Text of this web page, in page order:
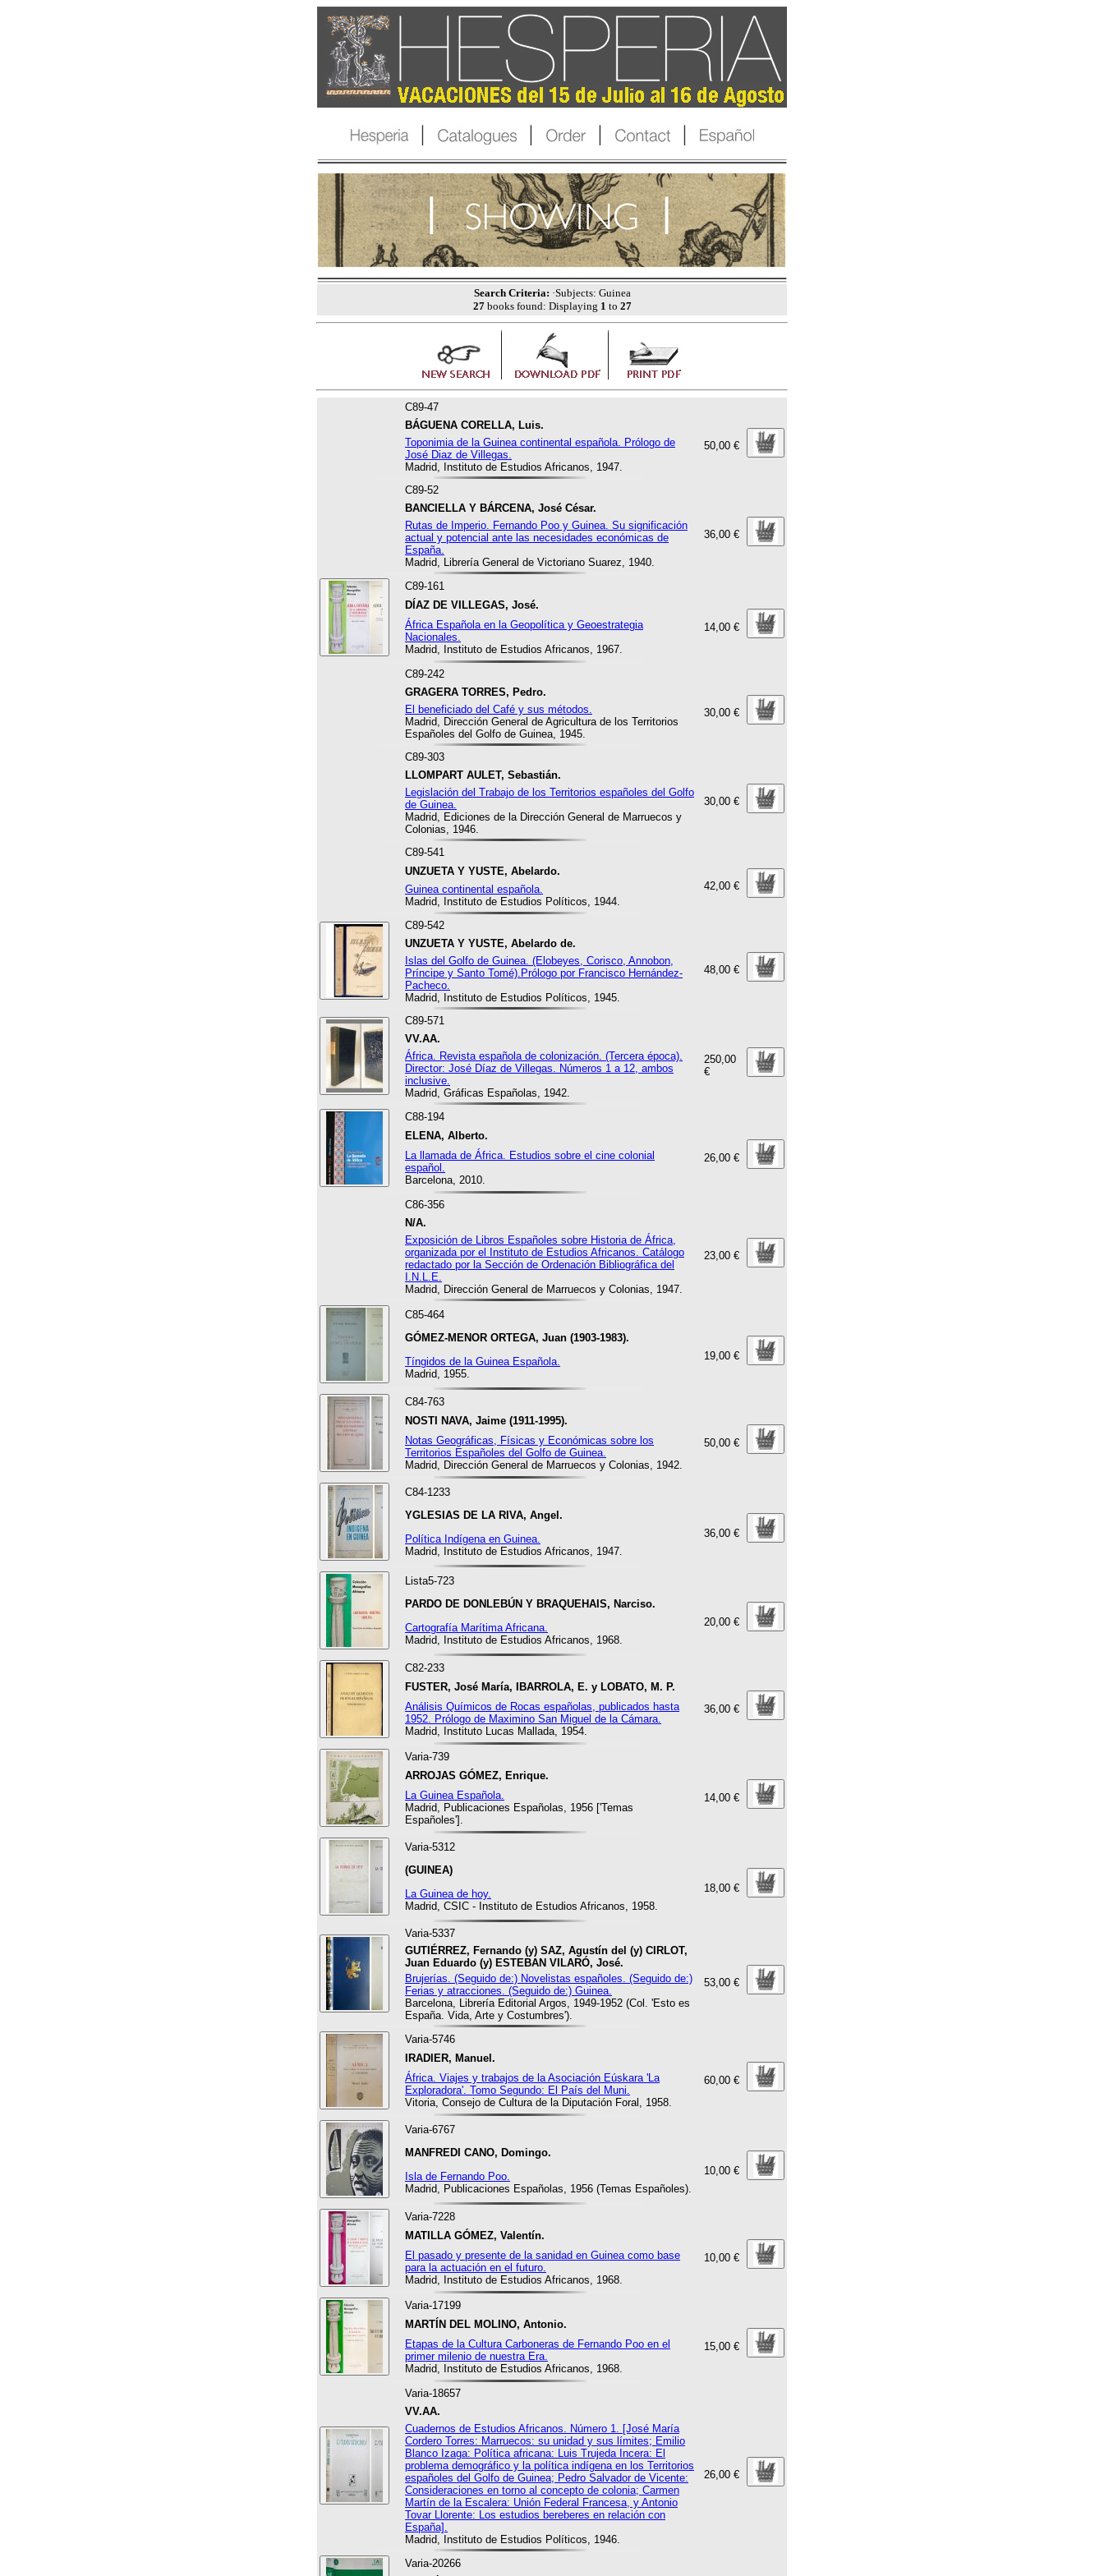
Search Criteria: ·Subjects: Guinea
27books found: Displaying 1 to 27
C89-47
BÁGUENA CORELLA, Luis.
50,00 €
Toponimia de la Guinea continental española. Prólogo de
José Diaz de Villegas.
Madrid, Instituto de Estudios Africanos, 1947.
C89-52
BANCIELLA Y BÁRCENA, José César.
36,00 €
Rutas de Imperio. Fernando Poo y Guinea. Su significación
actual y potencial ante las necesidades económicas de
España.
Madrid, Librería General de Victoriano Suarez, 1940.
C89-161
DÍAZ DE VILLEGAS, José.
14,00 €
África Española en la Geopolítica y Geoestrategia
Nacionales.
Madrid, Instituto de Estudios Africanos, 1967.
C89-242
GRAGERA TORRES, Pedro.
30,00 €
El beneficiado del Café y sus métodos.
Madrid, Dirección General de Agricultura de los Territorios
Españoles del Golfo de Guinea, 1945.
C89-303
LLOMPART AULET, Sebastián.
30,00 €
Legislación del Trabajo de los Territorios españoles del Golfo
de Guinea.
Madrid, Ediciones de la Dirección General de Marruecos y
Colonias, 1946.
C89-541
UNZUETA Y YUSTE, Abelardo.
42,00 €
Guinea continental española.
Madrid, Instituto de Estudios Políticos, 1944.
C89-542
UNZUETA Y YUSTE, Abelardo de.
48,00 €
Islas del Golfo de Guinea. (Elobeyes, Corisco, Annobon,
Príncipe y Santo Tomé).Prólogo por Francisco Hernández-
Pacheco.
Madrid, Instituto de Estudios Políticos, 1945.
C89-571
VV.AA.
250,00
€
África. Revista española de colonización. (Tercera época).
Director: José Díaz de Villegas. Números 1 a 12, ambos
inclusive.
Madrid, Gráficas Españolas, 1942.
C88-194
ELENA, Alberto.
26,00 €
La llamada de África. Estudios sobre el cine colonial
español.
Barcelona, 2010.
C86-356
N/A.
23,00 €
Exposición de Libros Españoles sobre Historia de África,
organizada por el Instituto de Estudios Africanos. Catálogo
redactado por la Sección de Ordenación Bibliográfica del
I.N.L.E.
Madrid, Dirección General de Marruecos y Colonias, 1947.
C85-464
GÓMEZ-MENOR ORTEGA, Juan (1903-1983).
19,00 €
Tíngidos de la Guinea Española.
Madrid, 1955.
C84-763
NOSTI NAVA, Jaime (1911-1995).
50,00 €
Notas Geográficas, Físicas y Económicas sobre los
Territorios Españoles del Golfo de Guinea.
Madrid, Dirección General de Marruecos y Colonias, 1942.
C84-1233
YGLESIAS DE LA RIVA, Angel.
36,00 €
Política Indígena en Guinea.
Madrid, Instituto de Estudios Africanos, 1947.
Lista5-723
PARDO DE DONLEBÚN Y BRAQUEHAIS, Narciso.
20,00 €
Cartografía Marítima Africana.
Madrid, Instituto de Estudios Africanos, 1968.
C82-233
FUSTER, José María, IBARROLA, E. y LOBATO, M. P.
36,00 €
Análisis Químicos de Rocas españolas, publicados hasta
1952. Prólogo de Maximino San Miguel de la Cámara.
Madrid, Instituto Lucas Mallada, 1954.
Varia-739
ARROJAS GÓMEZ, Enrique.
14,00 €
La Guinea Española.
Madrid, Publicaciones Españolas, 1956 ['Temas
Españoles'].
Varia-5312
(GUINEA)
18,00 €
La Guinea de hoy.
Madrid, CSIC - Instituto de Estudios Africanos, 1958.
Varia-5337
GUTIÉRREZ, Fernando (y) SAZ, Agustín del (y) CIRLOT,
Juan Eduardo (y) ESTEBAN VILARÓ, José.
53,00 €
Brujerías. (Seguido de:) Novelistas españoles. (Seguido de:)
Ferias y atracciones. (Seguido de:) Guinea.
Barcelona, Librería Editorial Argos, 1949-1952 (Col. 'Esto es
España. Vida, Arte y Costumbres').
Varia-5746
IRADIER, Manuel.
60,00 €
África. Viajes y trabajos de la Asociación Eúskara 'La
Exploradora'. Tomo Segundo: El País del Muni.
Vitoria, Consejo de Cultura de la Diputación Foral, 1958.
Varia-6767
MANFREDI CANO, Domingo.
10,00 €
Isla de Fernando Poo.
Madrid, Publicaciones Españolas, 1956 (Temas Españoles).
Varia-7228
MATILLA GÓMEZ, Valentín.
10,00 €
El pasado y presente de la sanidad en Guinea como base
para la actuación en el futuro.
Madrid, Instituto de Estudios Africanos, 1968.
Varia-17199
MARTÍN DEL MOLINO, Antonio.
15,00 €
Etapas de la Cultura Carboneras de Fernando Poo en el
primer milenio de nuestra Era.
Madrid, Instituto de Estudios Africanos, 1968.
Varia-18657
VV.AA.
26,00 €
Cuadernos de Estudios Africanos. Número 1. [José María
Cordero Torres: Marruecos: su unidad y sus límites; Emilio
Blanco Izaga: Política africana: Luis Trujeda Incera: El
problema demográfico y la política indígena en los Territorios
españoles del Golfo de Guinea; Pedro Salvador de Vicente:
Consideraciones en torno al concepto de colonia; Carmen
Martín de la Escalera: Unión Federal Francesa, y Antonio
Tovar Llorente: Los estudios bereberes en relación con
España].
Madrid, Instituto de Estudios Políticos, 1946.
Varia-20266